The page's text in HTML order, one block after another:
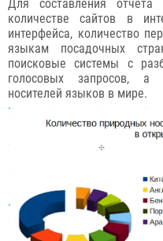
Для составления
количестве сайтов в
интерфейса, количество
языкам посадочных
поисковые системы с
голосовых запросов, а
носителей языков в мире.